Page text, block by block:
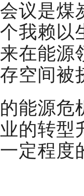
议是煤
我赖以
在能
空间被
能源危
的转
定程度